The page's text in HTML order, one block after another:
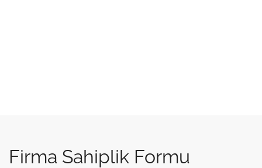
Firma Sahiplik Formu